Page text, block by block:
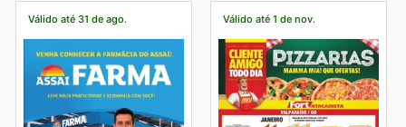
Válido até 31 de ago. Válido até 1 de nov.